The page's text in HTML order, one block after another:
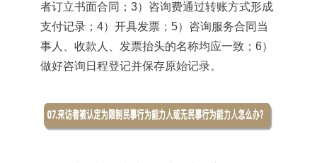
者订立书面合同；3）咨询费通过转账方式形成
支付记录；4）开具发票；5）咨询服务合同当
事人、收款人、发票抬头的名称均应一致；6）
做好咨询日程登记并保存原始记录。